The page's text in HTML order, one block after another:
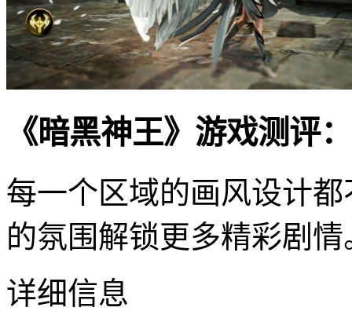
《暗黑神王》游戏测评：
每一个区域的画风设计
的氛围解锁更多精彩剧情
详细信息